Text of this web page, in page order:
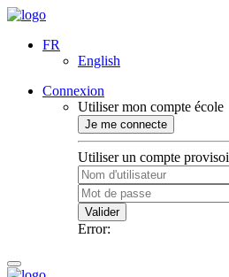
FR
English
Connexion
Utiliser mon compte école
Je me connecte
Utiliser un compte
Valider
Error: